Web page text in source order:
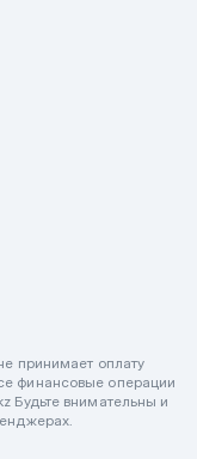
принимает оплату
финансовые операции
Будьте внимательны и